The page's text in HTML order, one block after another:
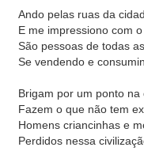
Ando pelas ruas da
E me impressiono com
São pessoas de todas
Se vendendo e
Brigam por um ponto na
Fazem o que não tem
Homens criancinhas e
Perdidos nessa